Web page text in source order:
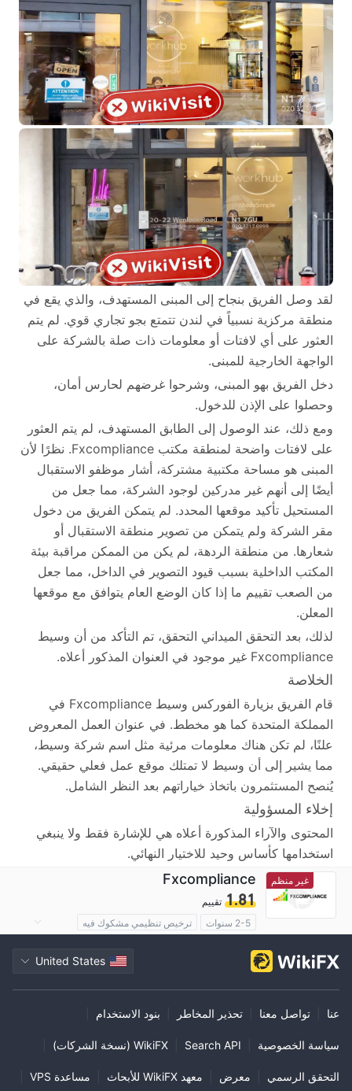
لقد وصل الفريق بنجاح إلى المبنى المستهدف، والذي يقع في
منطقة مركزية نسبياً في لندن تتمتع بجو تجاري قوي. لم يتم
العثور على أي لافتات أو معلومات ذات صلة بالشركة على
الواجهة الخارجية للمبنى.
دخل الفريق بهو المبنى، وشرحوا غرضهم لحارس أمان،
وحصلوا على الإذن للدخول.
ومع ذلك، عند الوصول إلى الطابق المستهدف، لم يتم العثور
على لافتات واضحة لمنطقة مكتب Fxcompliance. نظرًا لأن
المبنى هو مساحة مكتبية مشتركة، أشار موظفو الاستقبال
أيضًا إلى أنهم غير مدركين لوجود الشركة، مما جعل من
المستحيل تأكيد موقعها المحدد. لم يتمكن الفريق من دخول
مقر الشركة ولم يتمكن من تصوير منطقة الاستقبال أو
شعارها. من منطقة الردهة، لم يكن من الممكن مراقبة بيئة
المكتب الداخلية بسبب قيود التصوير في الداخل، مما جعل
من الصعب تقييم ما إذا كان الوضع العام يتوافق مع موقعها
المعلن.
لذلك، بعد التحقق الميداني التحقق، تم التأكد من أن وسيط
Fxcompliance غير موجود في العنوان المذكور أعلاه.
الخلاصة
قام الفريق بزيارة الفوركس وسيط Fxcompliance في
المملكة المتحدة كما هو مخطط. في عنوان العمل المعروض
علنًا، لم تكن هناك معلومات مرئية مثل اسم شركة وسيط،
مما يشير إلى أن وسيط لا تمتلك موقع عمل فعلي حقيقي.
يُنصح المستثمرون باتخاذ خياراتهم بعد النظر الشامل.
إخلاء المسؤولية
المحتوى والآراء المذكورة أعلاه هي للإشارة فقط ولا ينبغي
استخدامها كأساس وحيد للاختيار النهائي.
غير منظم Fxcompliance
1.81 تقييم
2-5 سنوات
ترخيص تنظيمي مشكوك فيه
United States
عنا تواصل معنا تحذير المخاطر بنود الاستخدام
سياسة الخصوصية Search API WikiFX (نسخة الشركات)
التحقق الرسمي معرض معهد WikiFX للأبحاث مساعدة VPS